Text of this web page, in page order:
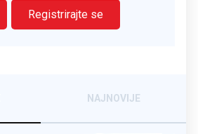
Registrirajte se
NAJNOVIJE